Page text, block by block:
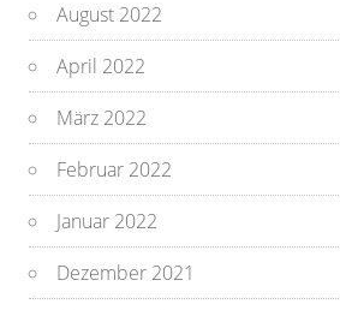
August 2022
April 2022
März 2022
Februar 2022
Januar 2022
Dezember 2021